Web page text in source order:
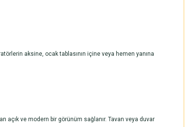
aksine, ocak tablasının içine veya hemen yanına
açık ve modern bir görünüm sağlanır. Tavan veya duvar